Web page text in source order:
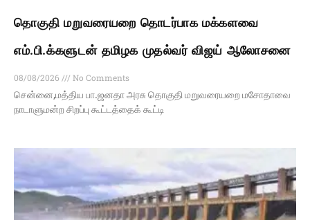
தொகுதி மறுவரையறை தொடர்பாக மக்களவை
எம்.பி.க்களுடன் தமிழக முதல்வர் விஜய் ஆலோசனை
08/08/2026
No Comments
சென்னை,மத்திய பா.ஜனதா அரசு தொகுதி மறுவரையறை மசோதாவை
நாடாளுமன்ற சிறப்பு கூட்டத்தைக் கூட்டி